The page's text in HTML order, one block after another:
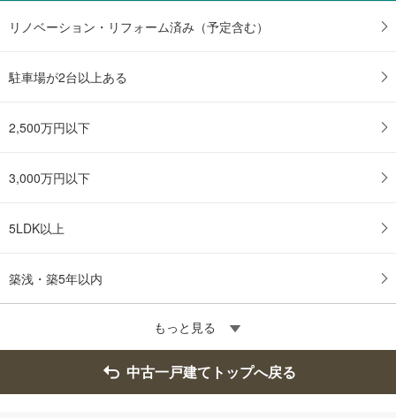
リノベーション・リフォーム済み（予定含む）
駐車場が2台以上ある
2,500万円以下
3,000万円以下
5LDK以上
築浅・築5年以内
もっと見る
中古一戸建てトップへ戻る